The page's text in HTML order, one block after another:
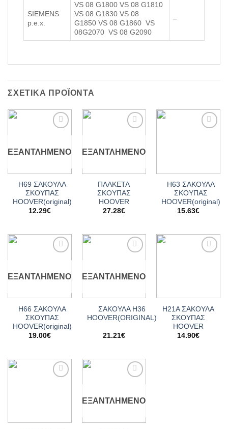
SIΕMENS
p.e.x.
VS 08 G1800 VS 08 G1810
VS 08 G1830 VS 08
G1850 VS 08 G1860 VS
08G2070 VS 08 G2090
–
ΣΧΕΤΙΚΆ ΠΡΟΪΌΝΤΑ
ΕΞΑΝΤΛΗΜΈΝΟ
Η69 ΣΑΚΟΥΛΑ
ΣΚΟΥΠΑΣ
HOOVER(original)
12.29€
ΕΞΑΝΤΛΗΜΈΝΟ
ΠΛΑΚΕΤΑ
ΣΚΟΥΠΑΣ
HOOVER
27.28€
Η63 ΣΑΚΟΥΛΑ
ΣΚΟΥΠΑΣ
HOOVER(original)
15.63€
ΕΞΑΝΤΛΗΜΈΝΟ
Η66 ΣΑΚΟΥΛΑ
ΣΚΟΥΠΑΣ
HOOVER(original)
19.00€
ΕΞΑΝΤΛΗΜΈΝΟ
ΣΑΚΟΥΛΑ H36
HOOVER(ORIGINAL)
21.21€
Η21Α ΣΑΚΟΥΛΑ
ΣΚΟΥΠΑΣ
HOOVER
14.90€
ΕΞΑΝΤΛΗΜΈΝΟ